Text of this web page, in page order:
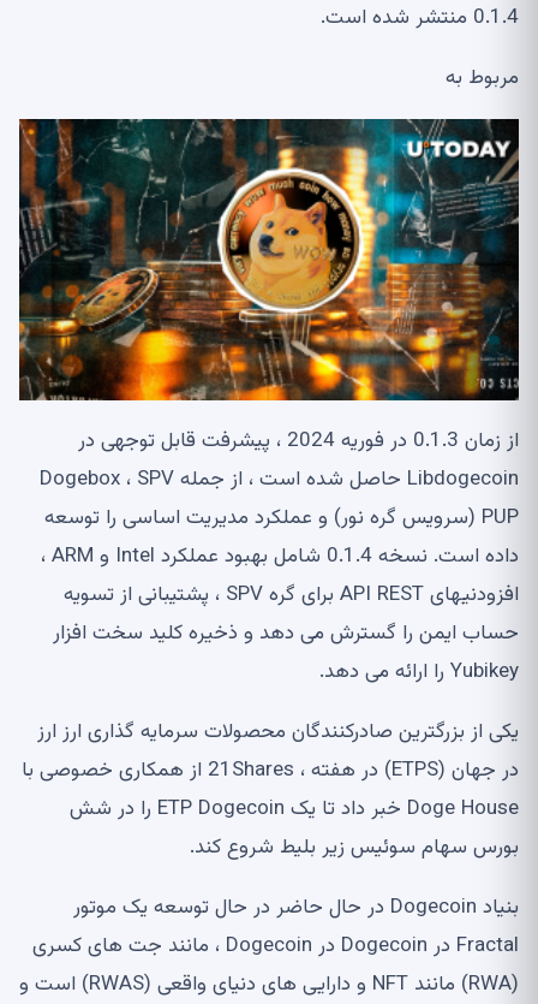
0.1.4 منتشر شده است.
مربوط به
از زمان 0.1.3 در فوریه 2024 ، پیشرفت قابل توجهی در
Libdogecoin حاصل شده است ، از جمله Dogebox ، SPV
PUP (سرویس گره نور) و عملکرد مدیریت اساسی را توسعه
داده است. نسخه 0.1.4 شامل بهبود عملکرد Intel و ARM ،
افزودنیهای API REST برای گره SPV ، پشتیبانی از تسویه
حساب ایمن را گسترش می دهد و ذخیره کلید سخت افزار
Yubikey را ارائه می دهد.
یکی از بزرگترین صادرکنندگان محصولات سرمایه گذاری ارز ارز
در جهان (ETPS) در هفته ، 21Shares از همکاری خصوصی با
Doge House خبر داد تا یک ETP Dogecoin را در شش
بورس سهام سوئیس زیر بلیط شروع کند.
بنیاد Dogecoin در حال حاضر در حال توسعه یک موتور
Fractal در Dogecoin در Dogecoin ، مانند جت های کسری
(RWA) مانند NFT و دارایی های دنیای واقعی (RWAS) است و